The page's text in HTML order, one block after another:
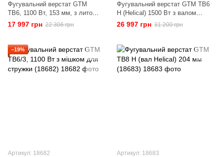
Фугувальний верстат GTM
TB6, 1100 Вт, 153 мм, з литою
направляючою (18680)
17 997 грн 22 306 грн
Фугувальний верстат GTM TB6
H (Helical) 1500 Вт з валом
Helical (18681)
26 997 грн 31 200 грн
−19%
Артикул: 18682 Артикул: 18683